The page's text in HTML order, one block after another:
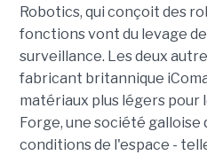
Robotics, qui conçoit des
fonctions vont du levage
surveillance. Les deux
fabricant britannique
matériaux plus légers pour
Forge, une société galloise
conditions de l'espace -